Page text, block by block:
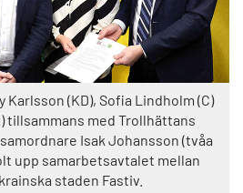
Karlsson (KD), Sofia Lindholm (C)
tillsammans med Trollhättans
Isak Johansson (tvåa
upp samarbetsavtalet mellan
staden Fastiv.